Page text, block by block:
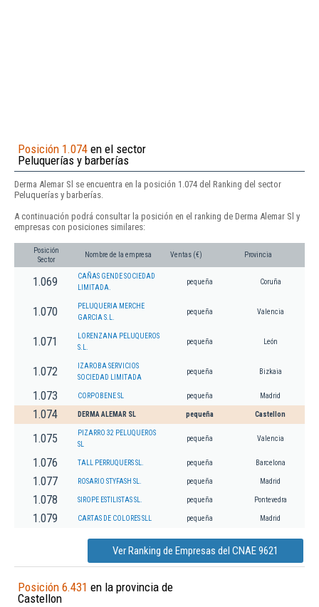
Posición 1.074 en el sector
Peluquerías y barberías
Derma Alemar Sl se encuentra en la posición 1.074 del Ranking del sector
Peluquerías y barberías.
A continuación podrá consultar la posición en el ranking de Derma Alemar Sl y
empresas con posiciones similares:
Posición
Sector
Nombre de la empresa Ventas (€) Provincia
1.069
CAÑAS GENDE SOCIEDAD
LIMITADA.
pequeña Coruña
1.070
PELUQUERIA MERCHE
GARCIA S.L.
pequeña Valencia
1.071
LORENZANA PELUQUEROS
S.L.
pequeña León
1.072
IZAROBA SERVICIOS
SOCIEDAD LIMITADA
pequeña Bizkaia
1.073 CORPOBENE SL pequeña Madrid
1.074 DERMA ALEMAR SL pequeña Castellon
1.075
PIZARRO 32 PELUQUEROS
SL
pequeña Valencia
1.076 TALL PERRUQUERS SL. pequeña Barcelona
1.077 ROSARIO STYFASH SL. pequeña Madrid
1.078 SIROPE ESTILISTAS SL. pequeña Pontevedra
1.079 CARTAS DE COLORES SLL pequeña Madrid
Ver Ranking de Empresas del CNAE 9621
Posición 6.431 en la provincia de
Castellon